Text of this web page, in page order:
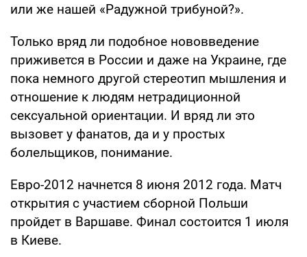
или же нашей «Радужной трибуной?».
Только вряд ли подобное нововведение
приживется в России и даже на Украине, где
пока немного другой стереотип мышления и
отношение к людям нетрадиционной
сексуальной ориентации. И вряд ли это
вызовет у фанатов, да и у простых
болельщиков, понимание.
Евро-2012 начнется 8 июня 2012 года. Матч
открытия с участием сборной Польши
пройдет в Варшаве. Финал состоится 1 июля
в Киеве.